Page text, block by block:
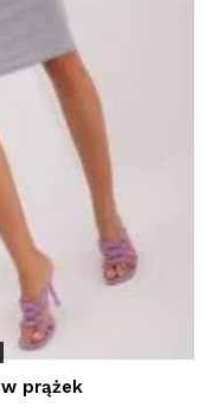
prążek